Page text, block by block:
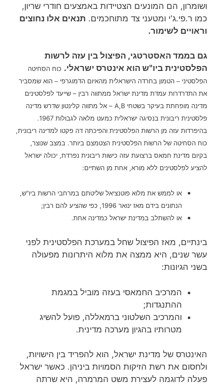
ושומרון, הם המונעים הצטיידות באמצעים חודרי שריון,
כמו ר.פי.ג'י ומטעני צד מתוחכמים. תנאים אלו נחוצים
וראויים לשימור.
גם בממד האסטרטגי, הפיצול בין עזה לרשות
הפלסטינית ביו"ש הוא אינטרס ישראלי. כוח הסחיטה
הפלסטיני – הטמון בחרדה הישראלית מהאיום הדמוגרפי – הוא שמסביר
את התדרדרות עמדת מדינת ישראל ממתווה רבין – שייעד לפלסטינים
מדינה מופחתת בעיקר בשטחי A,B – אל מתווה קלינטון שדרש מדינה
פלסטינית ריבונית בנסיגה ישראלית כמעט מלאה לגבולות 1967.
בהיפרדות עזה מן הרשות הפלסטינית והפיכתה דה פקטו למדינה ריבונית,
כוח הסחיטה של הרשות הפלסטינית הצטמצם ביותר. במצב שנוצר,
בקיום מדינת חמאס ברצועת עזה כישות ריבונית נפרדת, יכולה ישראל
להציע לפלסטינים ללא מורא, אחת מן השתיים:
או לממש את מלוא פוטנציאל שליטתם במרחבי הרשות ביו"ש,
הנתונים בידם מאז ינואר 1996, כפי שהציע להם רבין;
או להשתלב במדינת ישראל כמדינה אחת.
בינתיים, מאז הפיצול שחל במערכת הפלסטינית לפני
עשר שנים, היא ממצה את מלוא היתרונות מפעולה
בשני הגיונות:
המרכיב החמאסי בעזה מוביל במגמת
ההתנגדות;
והמרכיב השלטוני ברמאללה, פועל להשיג
מטרותיו בהגיון מערכה מדינית.
האינטרס של מדינת ישראל, הוא להפריד בין הישויות,
ולחסום את רשת הזיקות הסמויות ביניהן. כאשר ישראל
פעלה לדוגמה לעצירת משט המרמרה, היא שרתה